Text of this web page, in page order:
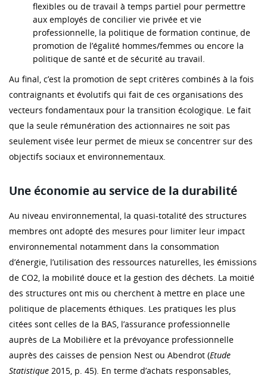
flexibles ou de travail à temps partiel pour permettre
aux employés de concilier vie privée et vie
professionnelle, la politique de formation continue, de
promotion de l’égalité hommes/femmes ou encore la
politique de santé et de sécurité au travail.
Au final, c’est la promotion de sept critères combinés à la fois
contraignants et évolutifs qui fait de ces organisations des
vecteurs fondamentaux pour la transition écologique. Le fait
que la seule rémunération des actionnaires ne soit pas
seulement visée leur permet de mieux se concentrer sur des
objectifs sociaux et environnementaux.
Une économie au service de la durabilité
Au niveau environnemental, la quasi-totalité des structures
membres ont adopté des mesures pour limiter leur impact
environnemental notamment dans la consommation
d’énergie, l’utilisation des ressources naturelles, les émissions
de CO2, la mobilité douce et la gestion des déchets. La moitié
des structures ont mis ou cherchent à mettre en place une
politique de placements éthiques. Les pratiques les plus
citées sont celles de la BAS, l’assurance professionnelle
auprès de La Mobilière et la prévoyance professionnelle
auprès des caisses de pension Nest ou Abendrot (Etude
Statistique 2015, p. 45). En terme d’achats responsables,